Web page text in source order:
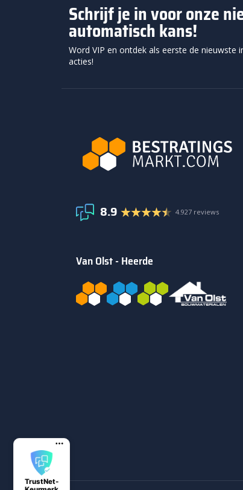
Schrijf je in voor onze
automatisch kans!
Word VIP en ontdek als eerste de nieuwste
acties!
8.9 4.927 reviews
Van Olst - Heerde
TrustNet-